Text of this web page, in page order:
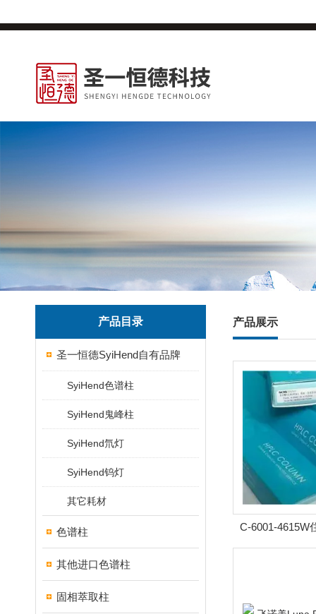
产品目录
圣一恒德SyiHend自有品牌
SyiHend色谱柱
SyiHend鬼峰柱
SyiHend氘灯
SyiHend钨灯
其它耗材
色谱柱
其他进口色谱柱
固相萃取柱
产品展示
C-6001-4615W
OA-6000手性